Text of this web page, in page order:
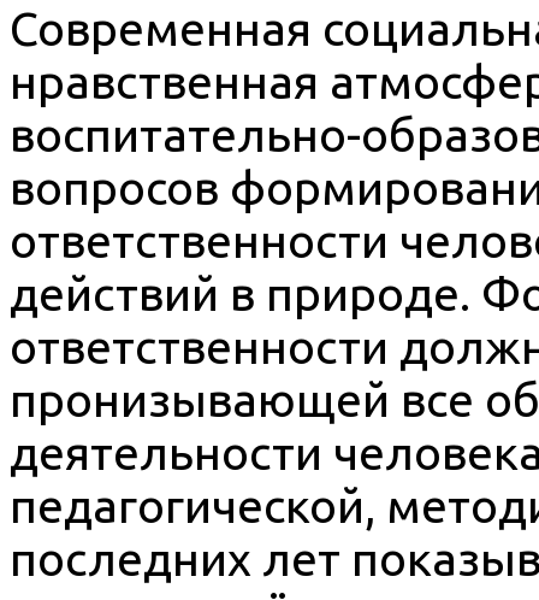
Современная
нравственная
воспитательно-
вопросов
ответственности
действий в природе.
ответственности
пронизывающей все
деятельности
педагогической,
последних лет